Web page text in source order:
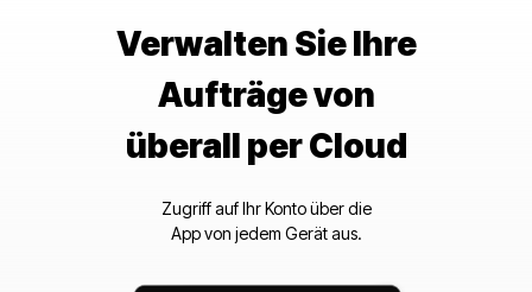
Verwalten Sie Ihre
Aufträge von
überall per Cloud
Zugriff auf Ihr Konto über die
App von jedem Gerät aus.